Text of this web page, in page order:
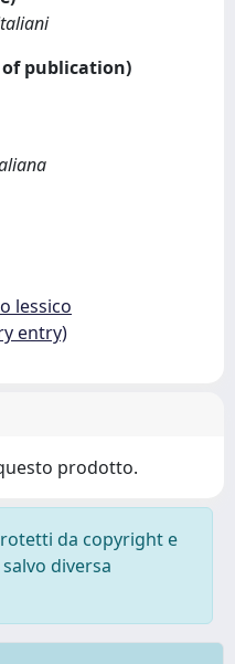
of publication)
lessico
entry)
prodotto.
da copyright e
diversa